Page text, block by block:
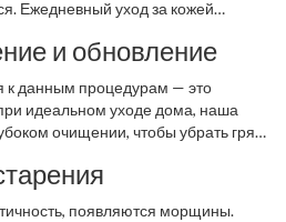
Ежедневный уход за кожей
могут предложить нечто
и обновление
к данным процедурам — это
идеальном уходе дома, наша
очищении, чтобы убрать грязь
ей здоровый вид.
появляются морщины.